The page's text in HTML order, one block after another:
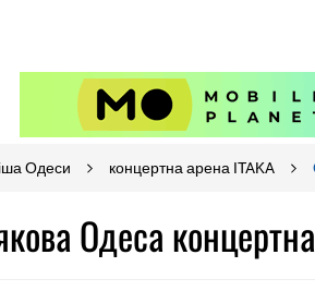
Одеси концертна арена ITAKA
Одеса